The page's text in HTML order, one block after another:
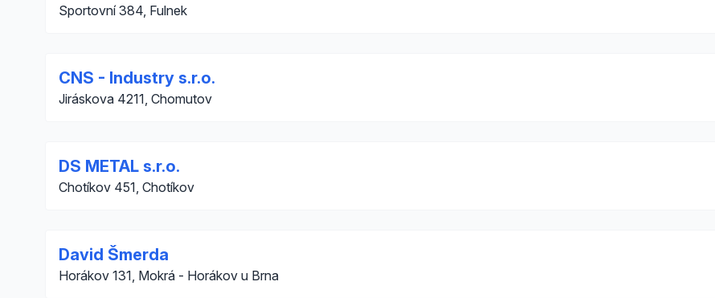
Sportovní 384, Fulnek
CNS - Industry s.r.o.
Jiráskova 4211, Chomutov
DS METAL s.r.o.
Chotíkov 451, Chotíkov
David Šmerda
Horákov 131, Mokrá - Horákov u Brna